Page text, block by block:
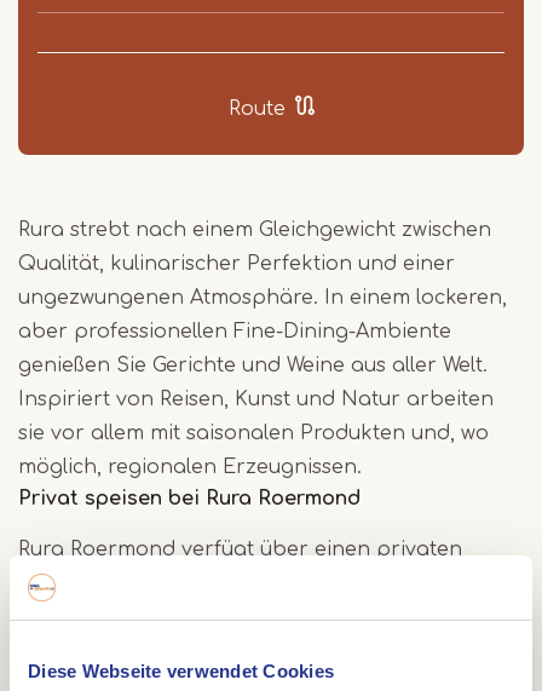
Diese Webseite verwendet Cookies
Route
Rura strebt nach einem Gleichgewicht zwischen
Qualität, kulinarischer Perfektion und einer
ungezwungenen Atmosphäre. In einem lockeren,
aber professionellen Fine-Dining-Ambiente
genießen Sie Gerichte und Weine aus aller Welt.
Inspiriert von Reisen, Kunst und Natur arbeiten
sie vor allem mit saisonalen Produkten und, wo
möglich, regionalen Erzeugnissen.
Privat speisen bei Rura Roermond
Rura Roermond verfügt über einen privaten
Speisesaal. Hier können Sie: